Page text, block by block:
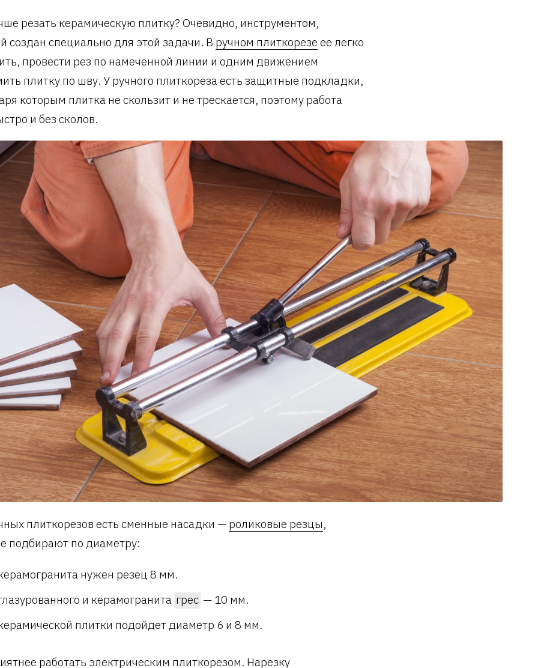
резать керамическую плитку? Очевидно, инструментом,
создан специально для этой задачи. В ручном плиткорезе ее легко
провести рез по намеченной линии и одним движением
плитку по шву. У ручного плиткореза есть защитные подкладки,
которым плитка не скользит и не трескается, поэтому работа
и без сколов.
плиткорезов есть сменные насадки — роликовые резцы,
подбирают по диаметру:
нужен резец 8 мм.
и керамогранита грес — 10 мм.
плитки подойдет диаметр 6 и 8 мм.
работать электрическим плиткорезом. Нарезку